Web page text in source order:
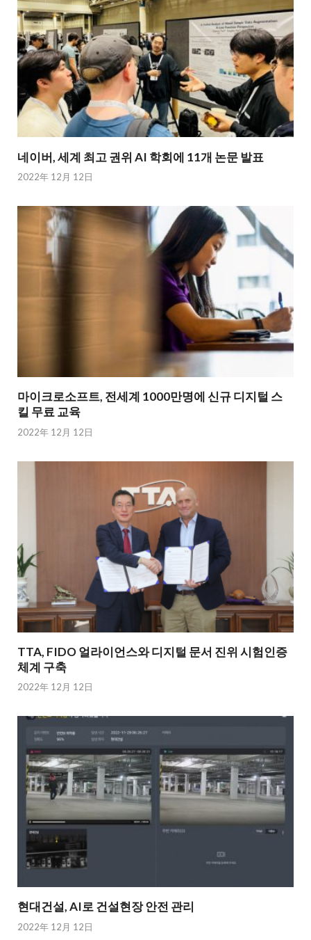
네이버, 세계 최고 권위 AI 학회에 11개 논문 발표
2022年 12月 12日
마이크로소프트, 전세계 1000만명에 신규 디지털 스
킬 무료 교육
2022年 12月 12日
TTA, FIDO 얼라이언스와 디지털 문서 진위 시험인증
체계 구축
2022年 12月 12日
현대건설, AI로 건설현장 안전 관리
2022年 12月 12日